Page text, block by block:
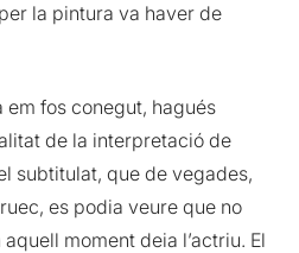
la pintura va haver de
em fos conegut, hagués
de la interpretació de
subtitulat, que de vegades,
es podia veure que no
moment deia l’actriu. El